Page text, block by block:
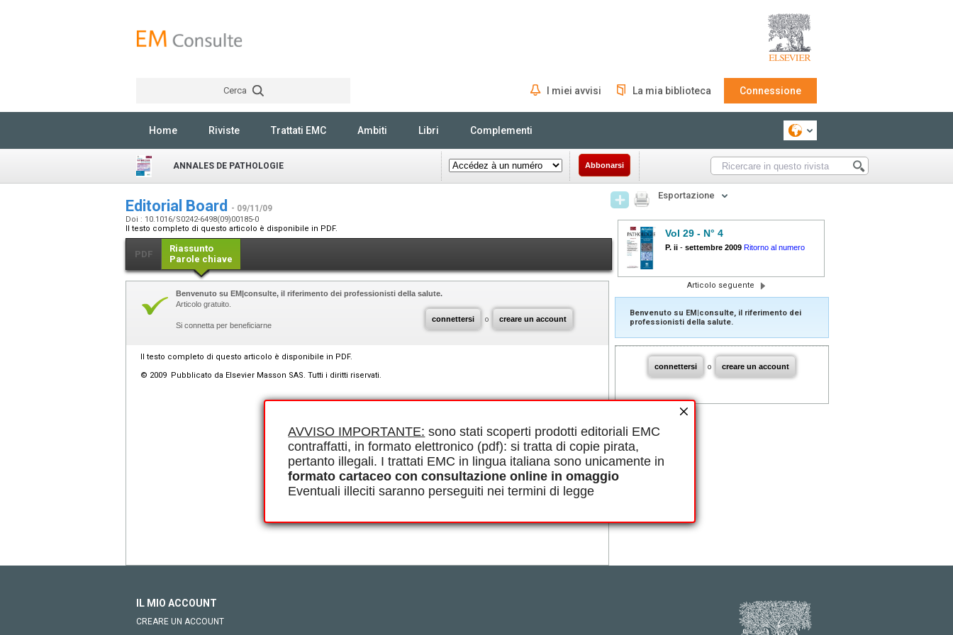
AVVISO IMPORTANTE: sono stati scoperti prodotti editoriali EMC
contraffatti, in formato elettronico (pdf): si tratta di copie pirata,
pertanto illegali. I trattati EMC in lingua italiana sono unicamente in
formato cartaceo con consultazione online in omaggio
Eventuali illeciti saranno perseguiti nei termini di legge
Cerca I miei avvisi La mia biblioteca Connessione
Home Riviste Trattati EMC Ambiti Libri Complementi
ANNALES DE PATHOLOGIE Abbonarsi
Editorial Board - 09/11/09
Doi : 10.1016/S0242-6498(09)00185-0
Il testo completo di questo articolo è disponibile in PDF.
PDF
Riassunto
Parole chiave
connettersi o creare un account
Benvenuto su EM|consulte, il riferimento dei professionisti della salute.
Articolo gratuito.
Si connetta per beneficiarne
Il testo completo di questo articolo è disponibile in PDF.
© 2009 Pubblicato da Elsevier Masson SAS. Tutti i diritti riservati.
Esportazione
Vol 29 - N° 4
P. ii - settembre 2009 Ritorno al numero
Articolo seguente
Benvenuto su EM|consulte, il riferimento dei
professionisti della salute.
connettersi o creare un account
IL MIO ACCOUNT
CREARE UN ACCOUNT